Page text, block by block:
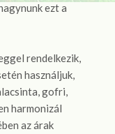
ezt a
rendelkezik,
használjuk,
gofri,
harmonizál
az árak